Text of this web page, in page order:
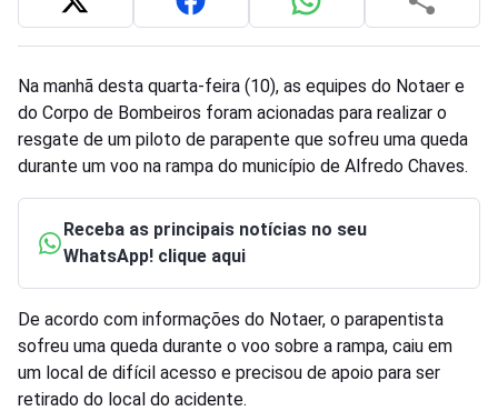
Na manhã desta quarta-feira (10), as equipes do Notaer e
do Corpo de Bombeiros foram acionadas para realizar o
resgate de um piloto de parapente que sofreu uma queda
durante um voo na rampa do município de Alfredo Chaves.
Receba as principais notícias no seu
WhatsApp! clique aqui
De acordo com informações do Notaer, o parapentista
sofreu uma queda durante o voo sobre a rampa, caiu em
um local de difícil acesso e precisou de apoio para ser
retirado do local do acidente.